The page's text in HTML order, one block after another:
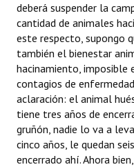
deberá suspender la
cantidad de animales
este respecto, supongo
también el bienestar
hacinamiento, imposible
contagios de
aclaración: el animal
tiene tres años de
gruñón, nadie lo va a
cinco años, le quedan
encerrado ahí. Ahora